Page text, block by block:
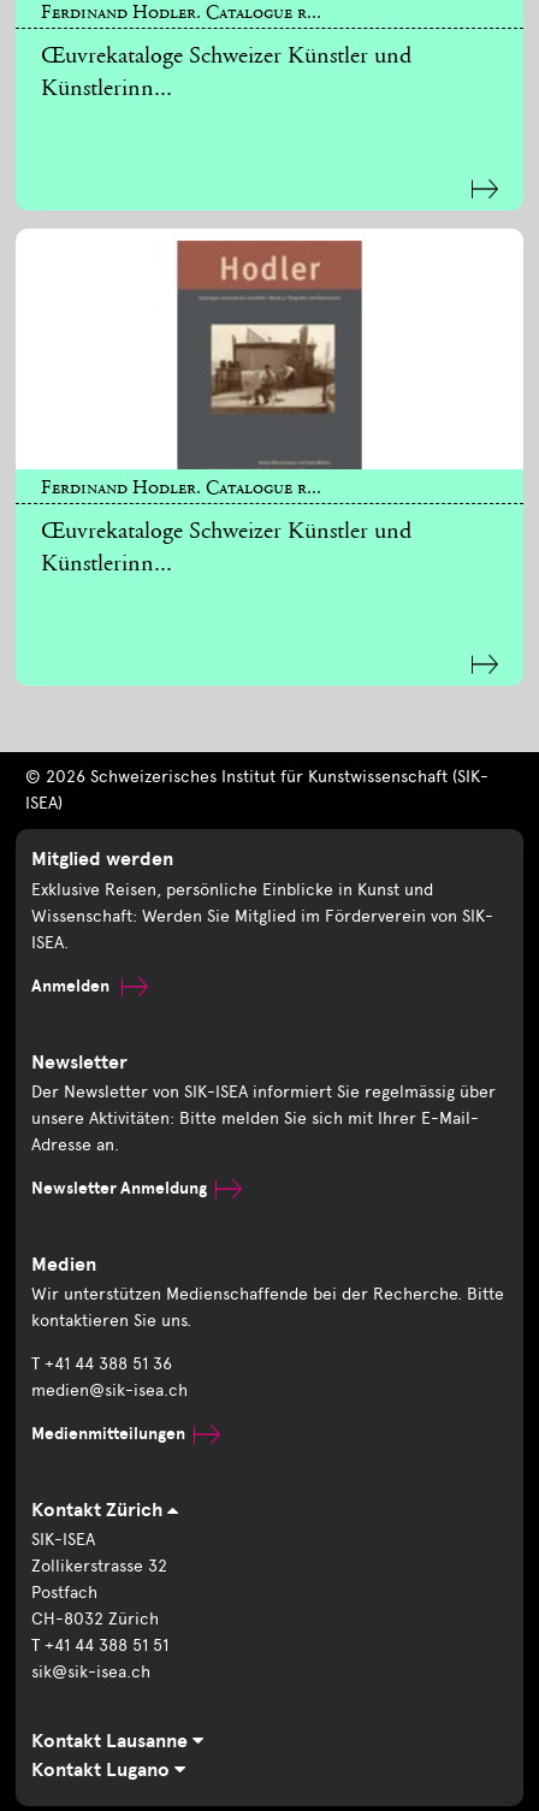
Ferdinand Hodler. Catalogue r...
Œuvrekataloge Schweizer Künstler und
Künstlerinn...
Ferdinand Hodler. Catalogue r...
Œuvrekataloge Schweizer Künstler und
Künstlerinn...
© 2026 Schweizerisches Institut für Kunstwissenschaft (SIK-
ISEA)
Mitglied werden
Exklusive Reisen, persönliche Einblicke in Kunst und
Wissenschaft: Werden Sie Mitglied im Förderverein von SIK-
ISEA.
Anmelden
Newsletter
Der Newsletter von SIK-ISEA informiert Sie regelmässig über
unsere Aktivitäten: Bitte melden Sie sich mit Ihrer E-Mail-
Adresse an.
Newsletter Anmeldung
Medien
Wir unterstützen Medienschaffende bei der Recherche. Bitte
kontaktieren Sie uns.
T +41 44 388 51 36
medien@sik-isea.ch
Medienmitteilungen
Kontakt Zürich
SIK-ISEA
Zollikerstrasse 32
Postfach
CH-8032 Zürich
T +41 44 388 51 51
sik@sik-isea.ch
Kontakt Lausanne
Kontakt Lugano